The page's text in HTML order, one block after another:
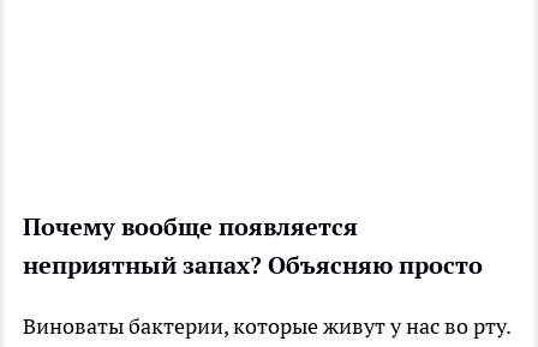
Почему вообще появляется
неприятный запах? Объясняю просто
Виноваты бактерии, которые живут у нас во рту.